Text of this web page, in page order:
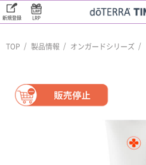
LRP
新規登録
TOP 製品情報 オンガードシリーズ